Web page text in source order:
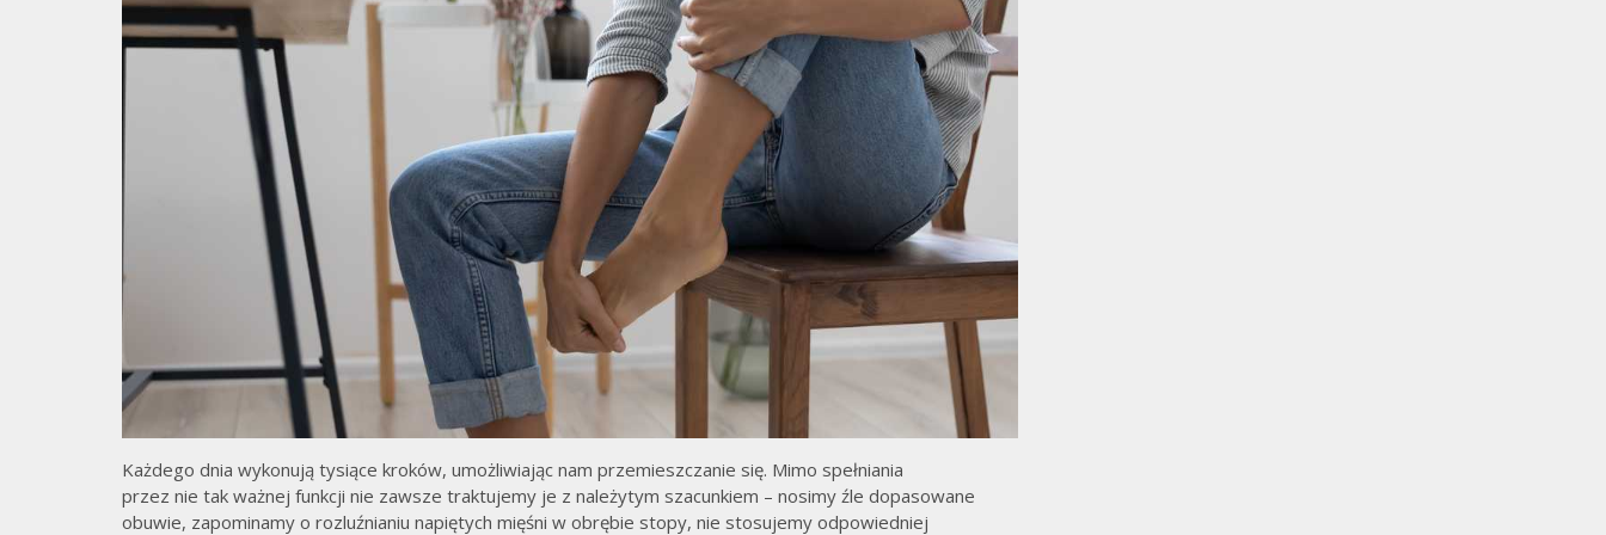
Każdego dnia wykonują tysiące kroków, umożliwiając nam przemieszczanie się. Mimo spełniania
przez nie tak ważnej funkcji nie zawsze traktujemy je z należytym szacunkiem – nosimy źle dopasowane
obuwie, zapominamy o rozluźnianiu napiętych mięśni w obrębie stopy, nie stosujemy odpowiedniej